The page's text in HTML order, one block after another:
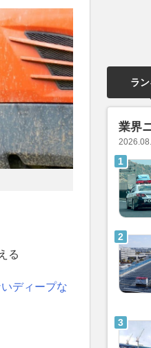
る
ディープな
ラ
業界